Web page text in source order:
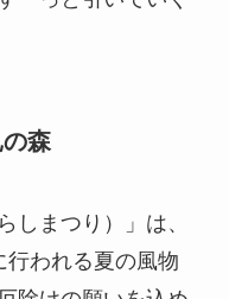
森
しまつり）」は、
われる夏の風物